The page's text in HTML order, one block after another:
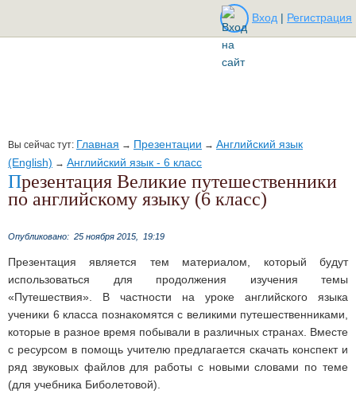
Вход | Регистрация
Вы сейчас тут: Главная → Презентации → Английский язык
(English) → Английский язык - 6 класс
Презентация Великие путешественники
по английскому языку (6 класс)
Опубликовано: 25 ноября 2015, 19:19
Презентация является тем материалом, который будут
использоваться для продолжения изучения темы
«Путешествия». В частности на уроке английского языка
ученики 6 класса познакомятся с великими путешественниками,
которые в разное время побывали в различных странах. Вместе
с ресурсом в помощь учителю предлагается скачать конспект и
ряд звуковых файлов для работы с новыми словами по теме
(для учебника Биболетовой).